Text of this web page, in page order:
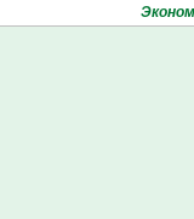
с помощью